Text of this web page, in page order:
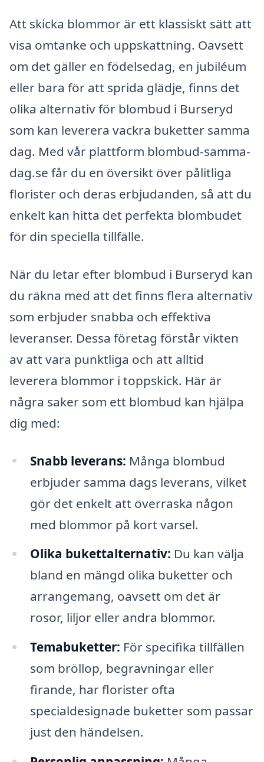
Att skicka blommor är ett klassiskt sätt att
visa omtanke och uppskattning. Oavsett
om det gäller en födelsedag, en jubiléum
eller bara för att sprida glädje, finns det
olika alternativ för blombud i Burseryd
som kan leverera vackra buketter samma
dag. Med vår plattform blombud-samma-
dag.se får du en översikt över pålitliga
florister och deras erbjudanden, så att du
enkelt kan hitta det perfekta blombudet
för din speciella tillfälle.
När du letar efter blombud i Burseryd kan
du räkna med att det finns flera alternativ
som erbjuder snabba och effektiva
leveranser. Dessa företag förstår vikten
av att vara punktliga och att alltid
leverera blommor i toppskick. Här är
några saker som ett blombud kan hjälpa
dig med:
Snabb leverans: Många blombud
erbjuder samma dags leverans, vilket
gör det enkelt att överraska någon
med blommor på kort varsel.
Olika bukettalternativ: Du kan välja
bland en mängd olika buketter och
arrangemang, oavsett om det är
rosor, liljor eller andra blommor.
Temabuketter: För specifika tillfällen
som bröllop, begravningar eller
firande, har florister ofta
specialdesignade buketter som passar
just den händelsen.